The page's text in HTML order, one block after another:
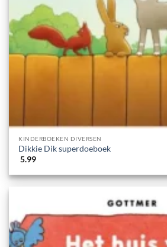
KINDERBOEKEN DIVERSEN
Dikkie Dik superdoeboek
5.99